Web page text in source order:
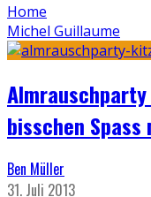
Home
Michel Guillaume
bisschen Spass
Ben Müller
31. Juli 2013